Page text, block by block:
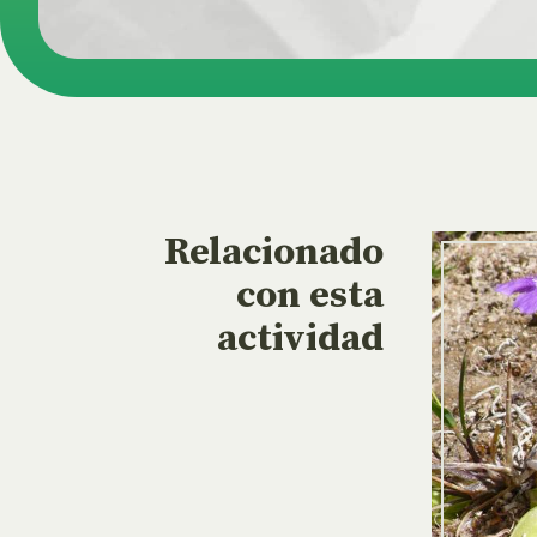
Relacionado
con esta
actividad